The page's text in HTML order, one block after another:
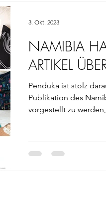
NAMIBIA
ARTIKEL
Penduka ist stolz
Publikation des
vorgestellt zu
3. Okt. 2023